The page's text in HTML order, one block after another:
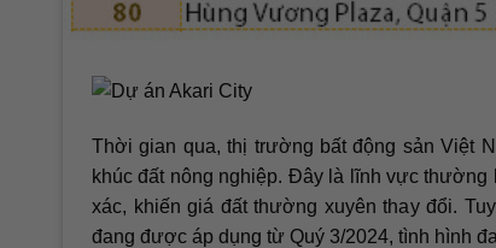
Thời gian qua, thị trường bất động sản Việt
khúc đất nông nghiệp. Đây là lĩnh vực
xác, khiến giá đất thường xuyên thay đổi.
đang được áp dụng từ Quý 3/2024, tình hình